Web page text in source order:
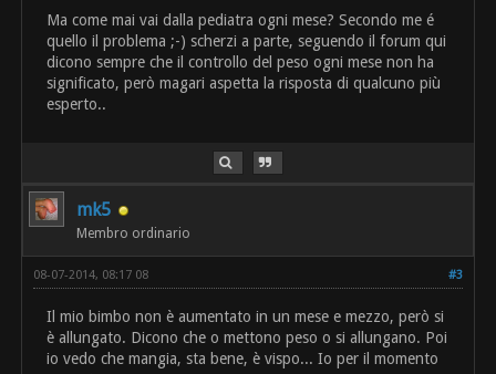
Ma come mai vai dalla pediatra ogni mese? Secondo me é
quello il problema ;-) scherzi a parte, seguendo il forum qui
dicono sempre che il controllo del peso ogni mese non ha
significato, però magari aspetta la risposta di qualcuno più
esperto..
mk5
Membro ordinario
#3
08-07-2014, 08:17 08
Il mio bimbo non è aumentato in un mese e mezzo, però si
è allungato. Dicono che o mettono peso o si allungano. Poi
io vedo che mangia, sta bene, è vispo... Io per il momento